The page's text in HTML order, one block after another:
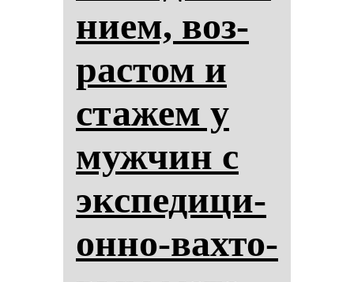
ни­ем, воз­
рас­том и
ста­жем у
муж­чин с
эк­спе­ди­ци­
он­но-вах­то­